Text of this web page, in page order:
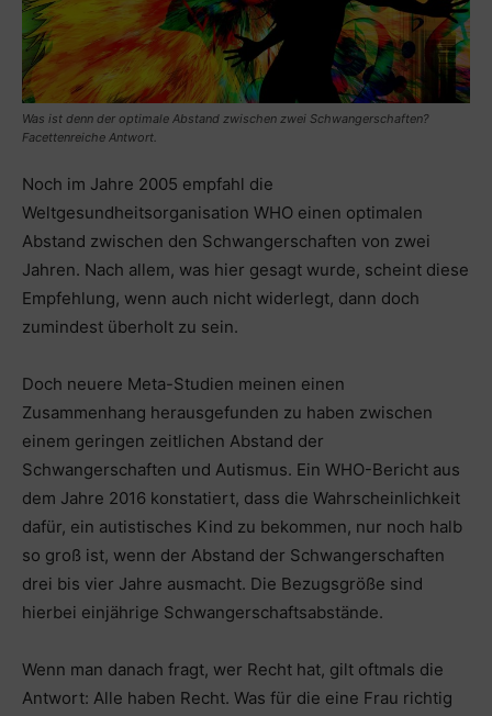
Was ist denn der optimale Abstand zwischen zwei Schwangerschaften?
Facettenreiche Antwort.
Noch im Jahre 2005 empfahl die
Weltgesundheitsorganisation WHO einen optimalen
Abstand zwischen den Schwangerschaften von zwei
Jahren. Nach allem, was hier gesagt wurde, scheint diese
Empfehlung, wenn auch nicht widerlegt, dann doch
zumindest überholt zu sein.
Doch neuere Meta-Studien meinen einen
Zusammenhang herausgefunden zu haben zwischen
einem geringen zeitlichen Abstand der
Schwangerschaften und Autismus. Ein WHO-Bericht aus
dem Jahre 2016 konstatiert, dass die Wahrscheinlichkeit
dafür, ein autistisches Kind zu bekommen, nur noch halb
so groß ist, wenn der Abstand der Schwangerschaften
drei bis vier Jahre ausmacht. Die Bezugsgröße sind
hierbei einjährige Schwangerschaftsabstände.
Wenn man danach fragt, wer Recht hat, gilt oftmals die
Antwort: Alle haben Recht. Was für die eine Frau richtig